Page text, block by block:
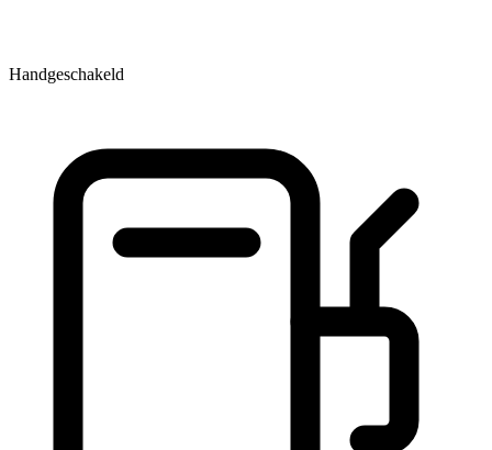
Handgeschakeld